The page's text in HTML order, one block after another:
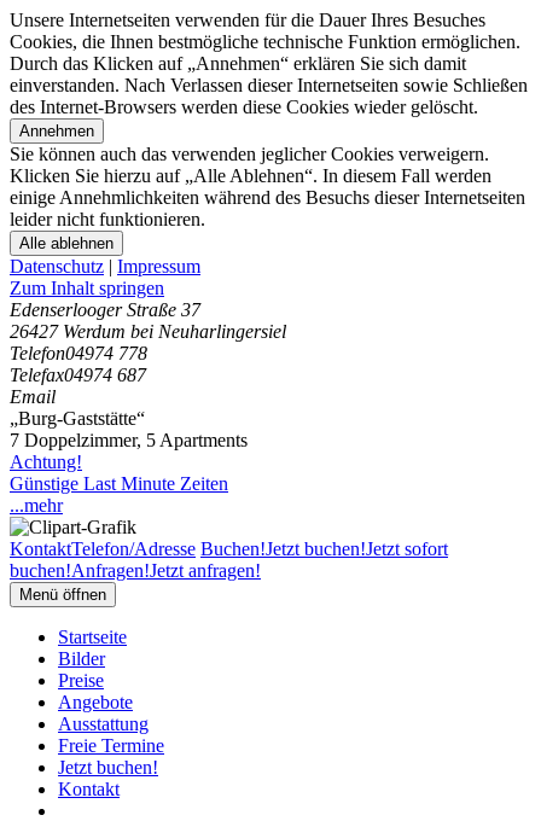
Unsere Internetseiten verwenden für die Dauer Ihres Besuches
Cookies, die Ihnen bestmögliche technische Funktion ermöglichen.
Durch das Klicken auf „Annehmen“ erklären Sie sich damit
einverstanden. Nach Verlassen dieser Internetseiten sowie Schließen
des Internet-Browsers werden diese Cookies wieder gelöscht.
Annehmen
Sie können auch das verwenden jeglicher Cookies verweigern.
Klicken Sie hierzu auf „Alle Ablehnen“. In diesem Fall werden
einige Annehmlichkeiten während des Besuchs dieser Internetseiten
leider nicht funktionieren.
Alle ablehnen
Datenschutz | Impressum
Zum Inhalt springen
Edenserlooger Straße 37
26427 Werdum bei Neuharlingersiel
Telefon04974 778
Telefax04974 687
Email
„Burg-Gaststätte“
7 Doppelzimmer, 5 Apartments
Achtung!
Günstige Last Minute Zeiten
...mehr
KontaktTelefon/Adresse Buchen!Jetzt buchen!Jetzt sofort
buchen!Anfragen!Jetzt anfragen!
Menü öffnen
Startseite
Bilder
Preise
Angebote
Ausstattung
Freie Termine
Jetzt buchen!
Kontakt